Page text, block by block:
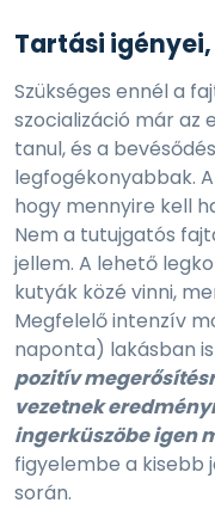
Tartási
Szükséges ennél a
szocializáció már az
tanul, és a
legfogékonyabbak.
hogy mennyire kell
Nem a tutujgatós
jellem. A lehető
kutyák közé vinni,
Megfelelő intenzív
naponta) lakásban
pozitív
vezetnek
ingerküszöbe igen
figyelembe a kisebb
során.